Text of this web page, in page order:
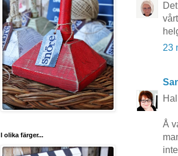
23
Å
I olika färger...